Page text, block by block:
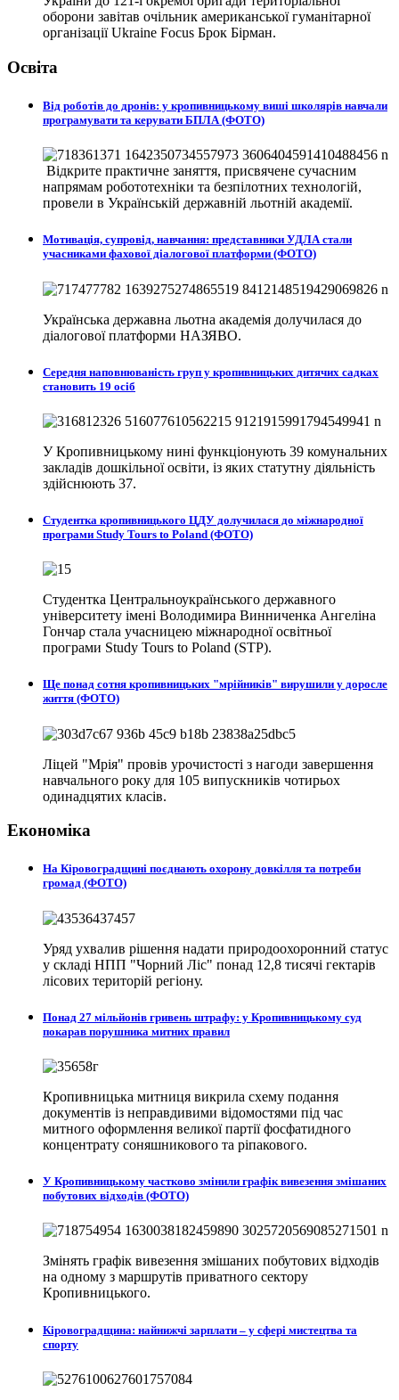
оборони завітав очільник американської гуманітарної
організації Ukraine Focus Брок Бірман.
Освіта
Від роботів до дронів: у кропивницькому виші школярів навчали
програмувати та керувати БПЛА (ФОТО)
Відкрите практичне заняття, присвячене сучасним
напрямам робототехніки та безпілотних технологій,
провели в Українській державній льотній академії.
Мотивація, супровід, навчання: представники УДЛА стали
учасниками фахової діалогової платформи (ФОТО)
Українська державна льотна академія долучилася до
діалогової платформи НАЗЯВО.
Середня наповнюваність груп у кропивницьких дитячих садках
становить 19 осіб
У Кропивницькому нині функціонують 39 комунальних
закладів дошкільної освіти, із яких статутну діяльність
здійснюють 37.
Студентка кропивницького ЦДУ долучилася до міжнародної
програми Study Tours to Poland (ФОТО)
Студентка Центральноукраїнського державного
університету імені Володимира Винниченка Ангеліна
Гончар стала учасницею міжнародної освітньої
програми Study Tours to Poland (STP).
Ще понад сотня кропивницьких "мрійників" вирушили у доросле
життя (ФОТО)
Ліцей "Мрія" провів урочистості з нагоди завершення
навчального року для 105 випускників чотирьох
одинадцятих класів.
Економіка
На Кіровоградщині поєднають охорону довкілля та потреби
громад (ФОТО)
Уряд ухвалив рішення надати природоохоронний статус
у складі НПП "Чорний Ліс" понад 12,8 тисячі гектарів
лісових територій регіону.
Понад 27 мільйонів гривень штрафу: у Кропивницькому суд
покарав порушника митних правил
Кропивницька митниця викрила схему подання
документів із неправдивими відомостями під час
митного оформлення великої партії фосфатидного
концентрату соняшникового та ріпакового.
У Кропивницькому частково змінили графік вивезення змішаних
побутових відходів (ФОТО)
Змінять графік вивезення змішаних побутових відходів
на одному з маршрутів приватного сектору
Кропивницького.
Кіровоградщина: найнижчі зарплати – у сфері мистецтва та
спорту